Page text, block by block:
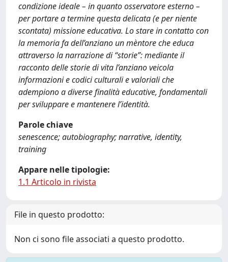
condizione ideale – in quanto osservatore esterno –
per portare a termine questa delicata (e per niente
scontata) missione educativa. Lo stare in contatto con
la memoria fa dell’anziano un mèntore che educa
attraverso la narrazione di “storie”: mediante il
racconto delle storie di vita l’anziano veicola
informazioni e codici culturali e valoriali che
adempiono a diverse finalità educative, fondamentali
per sviluppare e mantenere l’identità.
Parole chiave
senescence; autobiography; narrative, identity,
training
Appare nelle tipologie:
1.1 Articolo in rivista
File in questo prodotto:
Non ci sono file associati a questo prodotto.